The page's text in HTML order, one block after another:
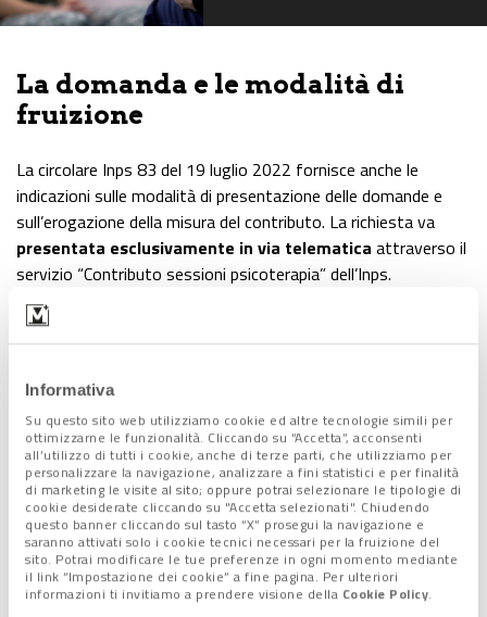
Informativa
Su questo sito web utilizziamo cookie ed altre tecnologie simili per
ottimizzarne le funzionalità. Cliccando su “Accetta”, acconsenti
all’utilizzo di tutti i cookie, anche di terze parti, che utilizziamo per
personalizzare la navigazione, analizzare a fini statistici e per finalità
di marketing le visite al sito; oppure potrai selezionare le tipologie di
cookie desiderate cliccando su "Accetta selezionati". Chiudendo
questo banner cliccando sul tasto “X” prosegui la navigazione e
saranno attivati solo i cookie tecnici necessari per la fruizione del
sito. Potrai modificare le tue preferenze in ogni momento mediante
il link “Impostazione dei cookie” a fine pagina. Per ulteriori
informazioni ti invitiamo a prendere visione della Cookie Policy.
La domanda e le modalità di
fruizione
La circolare Inps 83 del 19 luglio 2022 fornisce anche le
indicazioni sulle modalità di presentazione delle domande e
sull’erogazione della misura del contributo. La richiesta va
presentata esclusivamente in via telematica attraverso il
servizio “Contributo sessioni psicoterapia” dell’Inps.
Il servizio è disponibile sul
(richiedendo lecredenziali Spid, Cie o Cnsper l’inoltro della
numero verde 803-164 (da rete fissa) o 06-164164 da
mobile. La richiesta può essere presentata perse stessoo
per unminore, uninterdetto, uninabilitatoo un
beneficiario dell’amministrazione di sostegno (da parte
del genitore, del tutore, del curatore o dell’amministratore).
Il24 ottobre, alla scadenza, l’Inps elaborerà le graduatorie
distinteper Regione, degli aventi diritto in base alle risorse
disponibili. Sarà quindi inviato loro uncodice univoco da